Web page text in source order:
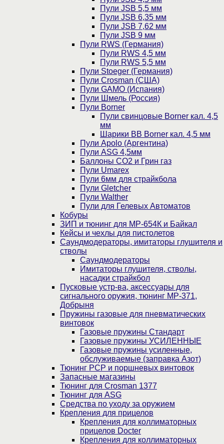
Пули JSB 5,5 мм
Пули JSB 6,35 мм
Пули JSB 7,62 мм
Пули JSB 9 мм
Пули RWS (Германия)
Пули RWS 4,5 мм
Пули RWS 5,5 мм
Пули Stoeger (Германия)
Пули Crosman (США)
Пули GAMO (Испания)
Пули Шмель (Россия)
Пули Borner
Пули свинцовые Borner кал. 4,5
мм
Шарики BB Borner кал. 4,5 мм
Пули Apolo (Аргентина)
Пули ASG 4,5мм
Баллоны CO2 и Грин газ
Пули Umarex
Пули 6мм для страйкбола
Пули Gletcher
Пули Walther
Пули для Гелевых Автоматов
Кобуры
ЗИП и тюнинг для МР-654К и Байкал
Кейсы и чехлы для пистолетов
Саундмодераторы, имитаторы глушителя и
стволы
Саундмодераторы
Имитаторы глушителя, стволы,
насадки страйкбол
Пусковые устр-ва, аксессуары для
сигнального оружия, тюнинг МР-371,
Добрыня
Пружины газовые для пневматических
винтовок
Газовые пружины Стандарт
Газовые пружины УСИЛЕННЫЕ
Газовые пружины усиленные,
обслуживаемые (заправка Азот)
Тюнинг PCP и поршневых винтовок
Запасные магазины
Тюнинг для Crosman 1377
Тюнинг для ASG
Средства по уходу за оружием
Крепления для прицелов
Крепления для коллиматорных
прицелов Docter
Крепления для коллиматорных